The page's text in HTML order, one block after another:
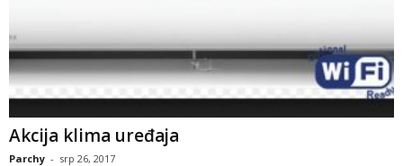
Akcija klima uređaja
Parchy - srp 26, 2017